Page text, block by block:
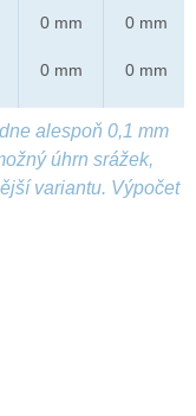
0 mm
0 mm
0 mm
0 mm
alespoň 0,1 mm
úhrn srážek,
variantu. Výpočet